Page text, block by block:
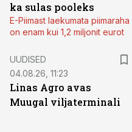
ka sulas pooleks
E-Piimast laekumata piimaraha
on enam kui 1,2 miljonit eurot
UUDISED
04.08.26, 11:23
Linas Agro avas
Muugal viljaterminali